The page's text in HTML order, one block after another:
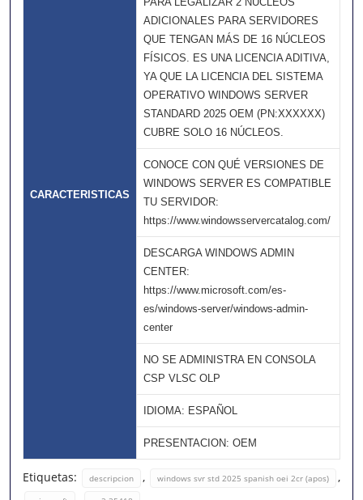
CARACTERISTICAS
ADICIONALES PARA SERVIDORES
QUE TENGAN MÁS DE 16 NÚCLEOS
FÍSICOS. ES UNA LICENCIA ADITIVA,
YA QUE LA LICENCIA DEL SISTEMA
OPERATIVO WINDOWS SERVER
STANDARD 2025 OEM (PN:XXXXXX)
CUBRE SOLO 16 NÚCLEOS.
CONOCE CON QUÉ VERSIONES DE
WINDOWS SERVER ES COMPATIBLE
TU SERVIDOR:
https://www.windowsservercatalog.com/
DESCARGA WINDOWS ADMIN
CENTER:
https://www.microsoft.com/es-
es/windows-server/windows-admin-
center
NO SE ADMINISTRA EN CONSOLA
CSP VLSC OLP
IDIOMA: ESPAÑOL
PRESENTACION: OEM
Etiquetas: descripcion , windows svr std 2025 spanish oei 2cr (apos) ,